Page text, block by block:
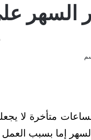
السهر
متأخرة لا
إما بسبب